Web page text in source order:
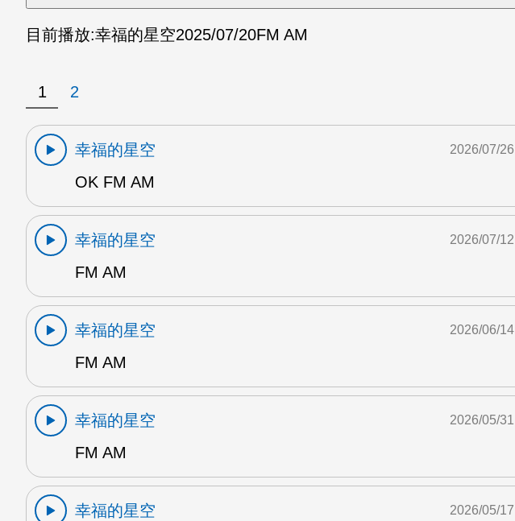
目前播放:幸福的星空2025/07/20FM AM
1 2
幸福的星空
OK FM AM
2026/07/26
幸福的星空
FM AM
2026/07/12
幸福的星空
FM AM
2026/06/14
幸福的星空
FM AM
2026/05/31
幸福的星空
2026/05/17